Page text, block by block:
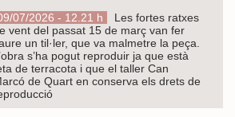
07/2026 - 12.21 h
Les fortes ratxes
vent del passat 15 de març van fer
un til·ler, que va malmetre la peça.
s’ha pogut reproduir ja que està
de terracota i que el taller Can
de Quart en conserva els drets de